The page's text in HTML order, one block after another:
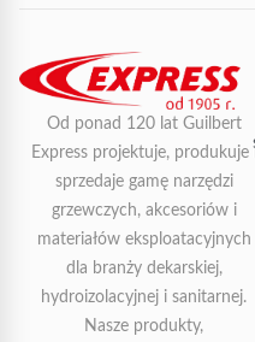
Od ponad 120 lat Guilbert
Express projektuje, produkuje
sprzedaje gamę narzędzi
grzewczych, akcesoriów i
materiałów eksploatacyjnych
dla branży dekarskiej,
hydroizolacyjnej i sanitarnej.
Nasze produkty,